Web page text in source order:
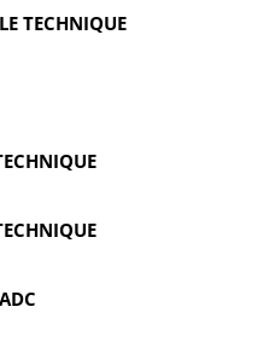
TECHNIQUE